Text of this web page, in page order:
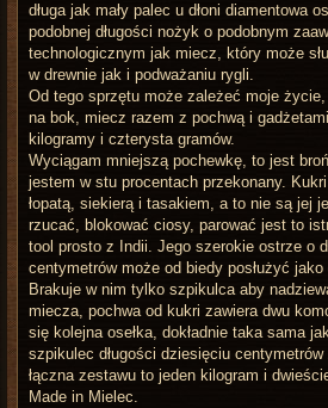
długa jak mały palec u dłoni diamentowa
podobnej długości nożyk o podobnym
technologicznym jak miecz, który może
w drewnie jak i podważaniu rygli.
Od tego sprzętu może zależeć moje
na bok, miecz razem z pochwą i
kilogramy i czterysta gramów.
Wyciągam mniejszą pochewkę, to jest
jestem w stu procentach przekonany.
łopatą, siekierą i tasakiem, a to nie są jej
rzucać, blokować ciosy, parować jest to
tool prosto z Indii. Jego szerokie ostrze o
centymetrów może od biedy posłużyć
Brakuje w nim tylko szpikulca aby
miecza, pochwa od kukri zawiera dwu
się kolejna osełka, dokładnie taka sama
szpikulec długości dziesięciu
łączna zestawu to jeden kilogram i
Made in Mielec.